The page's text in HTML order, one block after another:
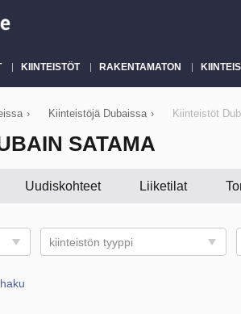
KIINTEISTÖT RAKENTAMATON
› Kiinteistöjä Dubaissa › Kiinteistöt
SATAMA
Uudiskohteet Liiketilat
kiinteistön tyyppi